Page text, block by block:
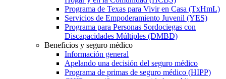
Programa de Texas para Vivir en Casa (TxHmL)
Servicios de Empoderamiento Juvenil (YES)
Programa para Personas Sordociegas con
Discapacidades Múltiples (DMBD)
Beneficios y seguro médico
Información general
Apelando una decisión del seguro médico
Programa de primas de seguro médico (HIPP)